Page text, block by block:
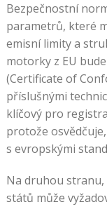
Bezpečnostní
parametrů, které
emisní limity a
motorky z EU
(Certificate of
příslušnými
klíčový pro
protože
s evropskými
Na druhou
států může